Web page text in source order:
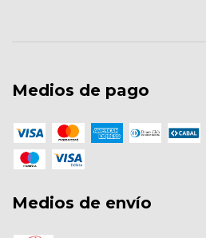
Medios de pago
Medios de envío